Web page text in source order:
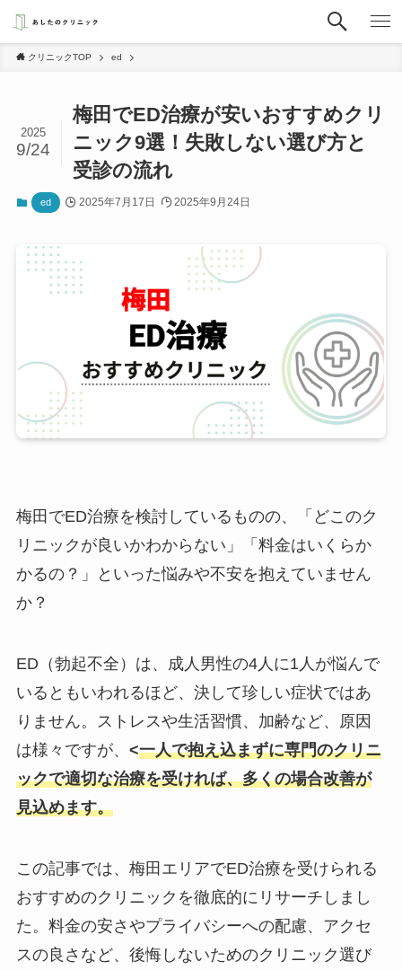
クリニックTOP ed
梅田でED治療が安いおすすめクリ
ニック9選！失敗しない選び方と
受診の流れ
2025
9/24
ed 2025年7月17日 2025年9月24日
梅田でED治療を検討しているものの、「どこのク
リニックが良いかわからない」「料金はいくらか
かるの？」といった悩みや不安を抱えていません
か？
ED（勃起不全）は、成人男性の4人に1人が悩んで
いるともいわれるほど、決して珍しい症状ではあ
りません。ストレスや生活習慣、加齢など、原因
は様々ですが、 <一人で抱え込まずに専門のクリニ
ックで適切な治療を受ければ、多くの場合改善が
見込めます。
この記事では、梅田エリアでED治療を受けられる
おすすめのクリニックを徹底的にリサーチしまし
た。料金の安さやプライバシーへの配慮、アクセ
スの良さなど、後悔しないためのクリニック選び